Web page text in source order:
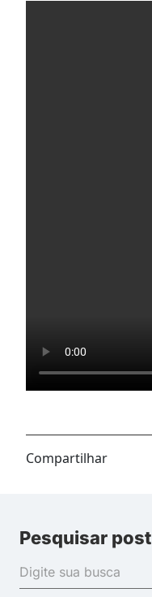
Compartilhar
Pesquisar post